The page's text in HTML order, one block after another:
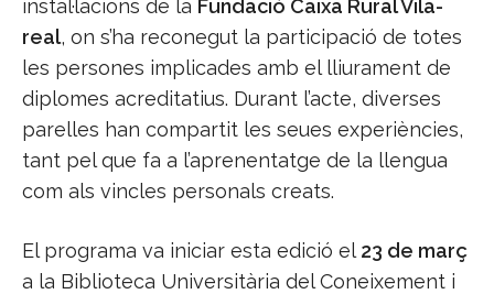
instal·lacions de la Fundació Caixa Rural Vila-
real, on s’ha reconegut la participació de totes
les persones implicades amb el lliurament de
diplomes acreditatius. Durant l’acte, diverses
parelles han compartit les seues experiències,
tant pel que fa a l’aprenentatge de la llengua
com als vincles personals creats.
El programa va iniciar esta edició el 23 de març
a la Biblioteca Universitària del Coneixement i